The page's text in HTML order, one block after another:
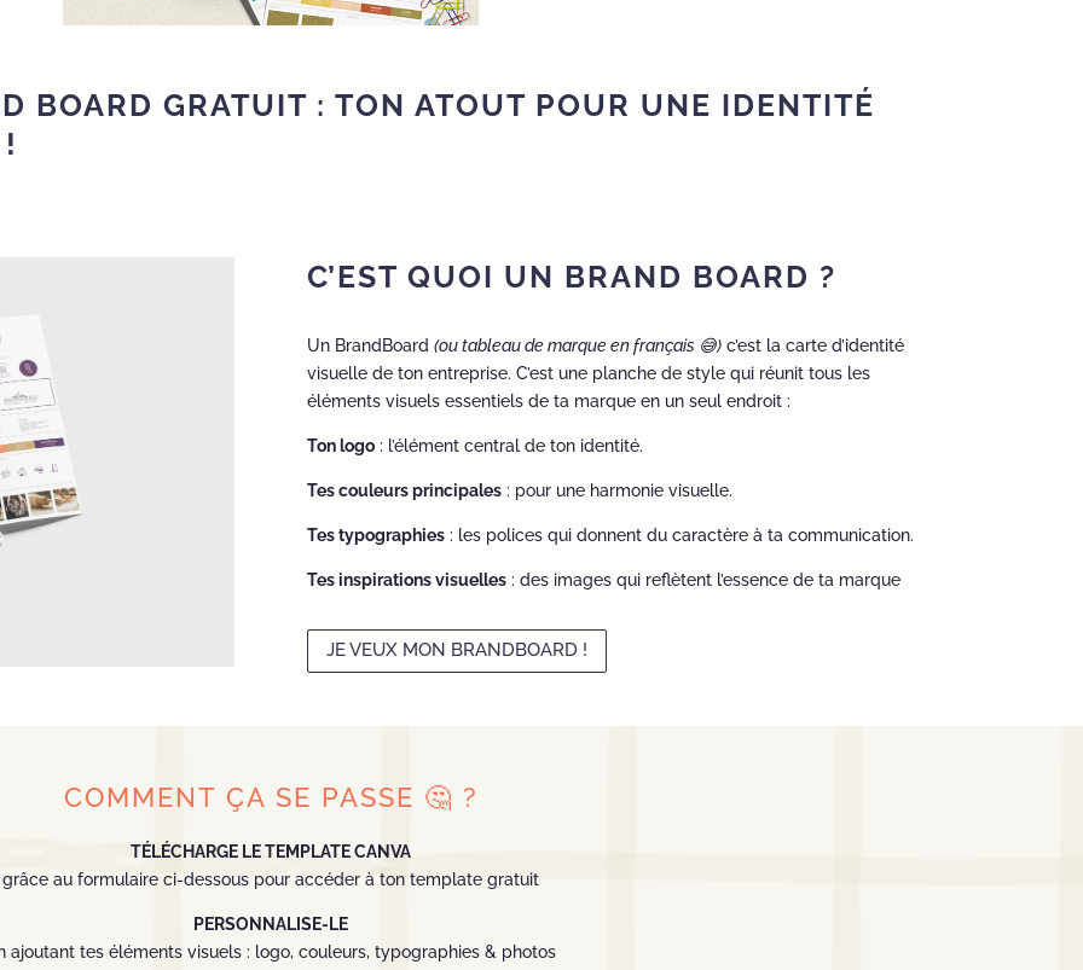
BOARD GRATUIT : TON ATOUT POUR UNE IDENTITÉ
C’EST QUOI UN BRAND BOARD ?
Un BrandBoard (ou tableau de marque en français 😅)c’est la carte d’identité
visuelle de ton entreprise. C’est une planche de style qui réunit tous les
éléments visuels essentiels de ta marque en un seul endroit :
Ton logo: l’élément central de ton identité.
Tes couleurs principales: pour une harmonie visuelle.
Tes typographies: les polices qui donnent du caractère à ta communication.
Tes inspirations visuelles: des images qui reflètent l’essence de ta marque
JE VEUX MON BRANDBOARD !
COMMENT ÇA SE PASSE 🤔 ?
TÉLÉCHARGE LE TEMPLATE CANVA
grâce au formulaire ci-dessous pour accéder à ton template gratuit
PERSONNALISE-LE
ajoutant tes éléments visuels : logo, couleurs, typographies & photos